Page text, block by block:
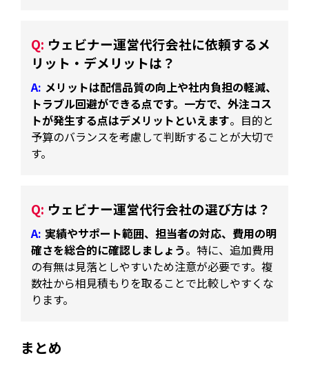
ウェビナー運営代行会社に依頼するメ
リット・デメリットは？
メリットは配信品質の向上や社内負担の軽減、
トラブル回避ができる点です。一方で、外注コス
トが発生する点はデメリットといえます。目的と
予算のバランスを考慮して判断することが大切で
す。
ウェビナー運営代行会社の選び方は？
実績やサポート範囲、担当者の対応、費用の明
確さを総合的に確認しましょう。特に、追加費用
の有無は見落としやすいため注意が必要です。複
数社から相見積もりを取ることで比較しやすくな
ります。
まとめ